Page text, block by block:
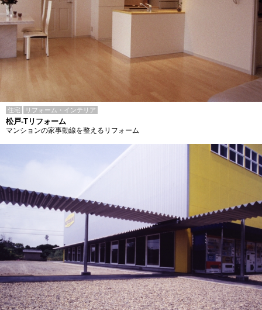
住宅 リフォーム・インテリア
松戸-Tリフォーム
マンションの家事動線を整えるリフォーム